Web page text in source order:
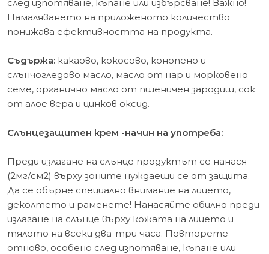
след изпотяване, къпане или избърсване! Важно!
Намаляването на приложеното количество
понижава ефективността на продукта.
Съдържа: какаово, кокосово, конопено и
слънчогледово масло, масло от нар и морковено
семе, органично масло от пшеничен зародиш, сок
от алое вера и цинков оксид.
Слънцезащитен крем -начин на употреба:
Преди излагане на слънце продуктът се нанася
(2мг/см2) върху зоните нуждаещи се от защита.
Да се обърне специално внимание на лицето,
деколтето и раменете! Нанасяйте обилно преди
излагане на слънце върху кожата на лицето и
тялото на всеки два-три часа. Повторете
отново, особено след изпотяване, къпане или